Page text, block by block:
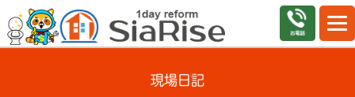
現場日記